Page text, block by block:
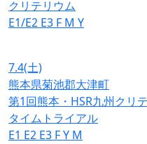
クリテリウム
E1/E2 E3 F M Y
7.4(土)
熊本県菊池郡大津町
第1回熊本・HSR九州クリ
タイムトライアル
E1 E2 E3 FY M